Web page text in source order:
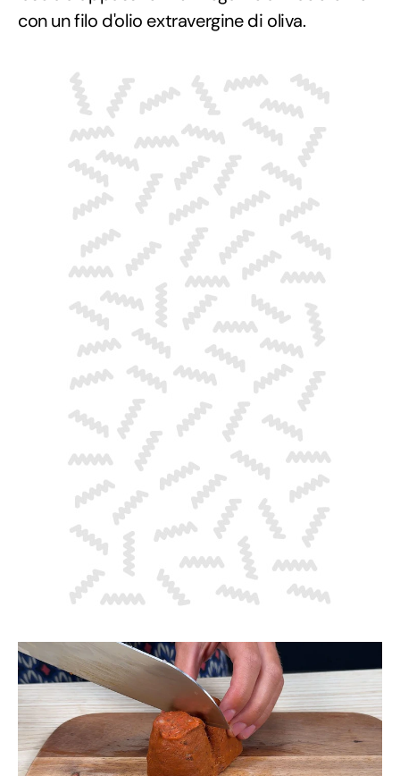
con un filo d'olio extravergine di oliva.